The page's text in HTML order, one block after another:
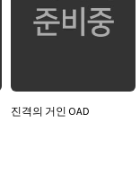
진격의 거인 OAD